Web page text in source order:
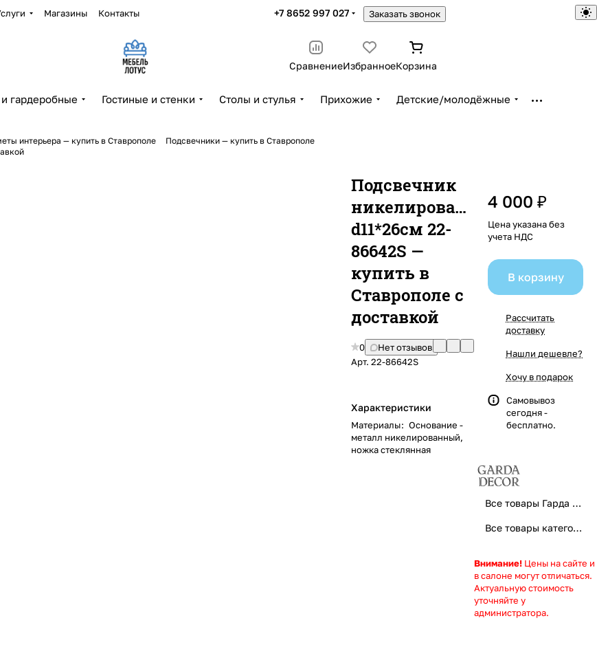
Магазины Контакты +7 8652 997 027 Заказать звонок
СравнениеИзбранноеКорзина
гардеробные Гостиные и стенки Столы и стулья Прихожие Детские/молодёжные
интерьера — купить в Ставрополе
Подсвечники — купить в Ставрополе
Подсвечник
никелированный
d11*26см 22-
86642S —
купить в
Ставрополе с
доставкой
0
Нет отзывов
Арт. 22-86642S
Характеристики
Материалы: Основание -
металл никелированный,
ножка стеклянная
4 000 ₽
Цена указана без
учета НДС
В корзину
Рассчитать
доставку
Нашли дешевле?
Хочу в подарок
Самовывоз
сегодня -
бесплатно.
Все товары Гарда Декор
Все товары категории
Внимание! Цены на сайте и
в салоне могут отличаться.
Актуальную стоимость
уточняйте у
администратора.